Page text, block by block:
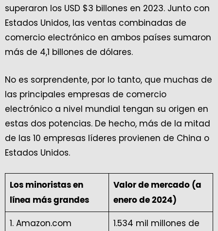
superaron los USD $3 billones en 2023. Junto con
Estados Unidos, las ventas combinadas de
comercio electrónico en ambos países sumaron
más de 4,1 billones de dólares.
No es sorprendente, por lo tanto, que muchas de
las principales empresas de comercio
electrónico a nivel mundial tengan su origen en
estas dos potencias. De hecho, más de la mitad
de las 10 empresas líderes provienen de China o
Estados Unidos.
Los minoristas en
línea más grandes
Valor de mercado (a
enero de 2024)
1. Amazon.com
1.534 mil millones de